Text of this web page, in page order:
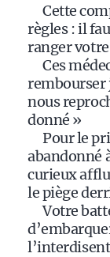
Cette
règles : il
ranger votre
Ces
rembourser
nous
donné »
Pour le
abandonné
curieux
le piège
Votre